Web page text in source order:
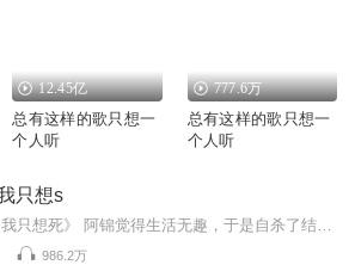
12.45亿
总有这样的歌只想一
个人听
777.6万
总有这样的歌只想一
个人听
只想s
986.2万